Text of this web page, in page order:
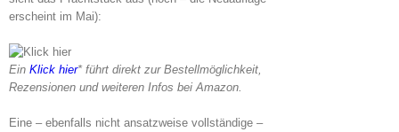
erscheint im Mai):
Ein Klick hier* führt direkt zur Bestellmöglichkeit,
Rezensionen und weiteren Infos bei Amazon.
Eine – ebenfalls nicht ansatzweise vollständige –